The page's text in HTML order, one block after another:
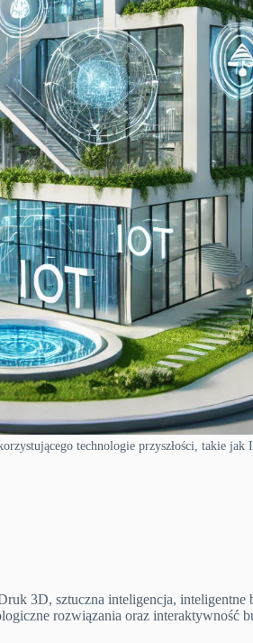
technologie przyszłości, takie
3D, sztuczna inteligencja,
rozwiązania oraz